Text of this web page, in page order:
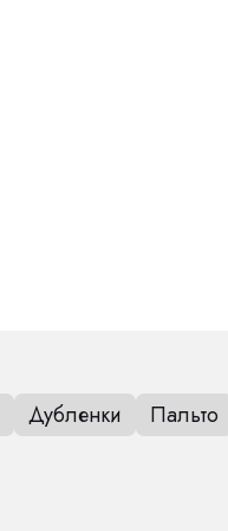
Дубленки Пальто